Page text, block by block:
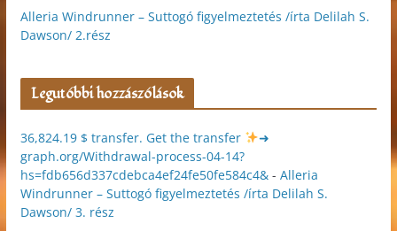
Alleria Windrunner – Suttogó figyelmeztetés /írta Delilah S.
Dawson/ 2.rész
Legutóbbi hozzászólások
36,824.19 $ transfer. Get the transfer
➜
graph.org/Withdrawal-process-04-14?
hs=fdb656d337cdebca4ef24fe50fe584c4&- Alleria
Windrunner – Suttogó figyelmeztetés /írta Delilah S.
Dawson/ 3. rész